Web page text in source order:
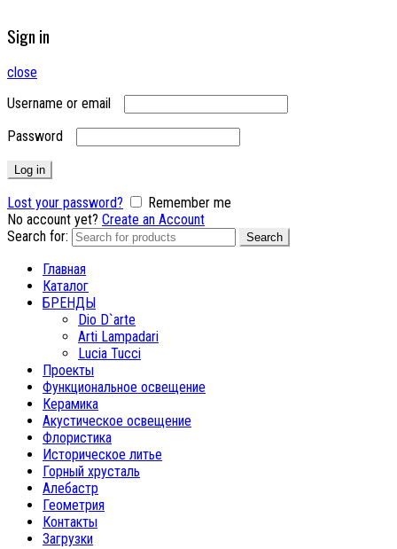
Sign in
close
Username or email
Password
Log in
Lost your password?
Remember me
No account yet? Create an Account
Search for:
Search
Главная
Каталог
БРЕНДЫ
Dio D`arte
Arti Lampadari
Lucia Tucci
Проекты
Функциональное освещение
Керамика
Акустическое освещение
Флористика
Историческое литье
Горный хрусталь
Алебастр
Геометрия
Контакты
Загрузки